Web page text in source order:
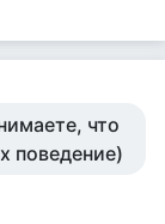
что
поведение)